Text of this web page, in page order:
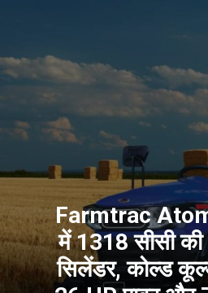
Farmtrac
में 1318 सीसी की
सिलेंडर, कोल्ड